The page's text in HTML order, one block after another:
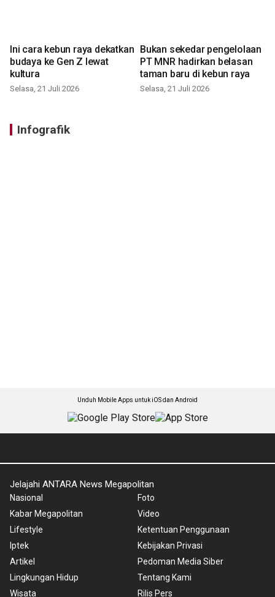
Ini cara kebun raya dekatkan
budaya ke Gen Z lewat
kultura
Selasa, 21 Juli 2026
Bukan sekedar pengelolaan
PT MNR hadirkan belasan
taman baru di kebun raya
Selasa, 21 Juli 2026
Infografik
Unduh Mobile Apps untuk iOS dan Android
Jelajahi ANTARA News Megapolitan
Nasional
Kabar Megapolitan
Lifestyle
Iptek
Artikel
Lingkungan Hidup
Wisata
Foto
Video
Ketentuan Penggunaan
Kebijakan Privasi
Pedoman Media Siber
Tentang Kami
Rilis Pers